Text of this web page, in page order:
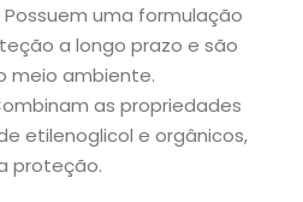
Possuem uma formulação
a longo prazo e são
meio ambiente.
as propriedades
etilenoglicol e orgânicos,
proteção.